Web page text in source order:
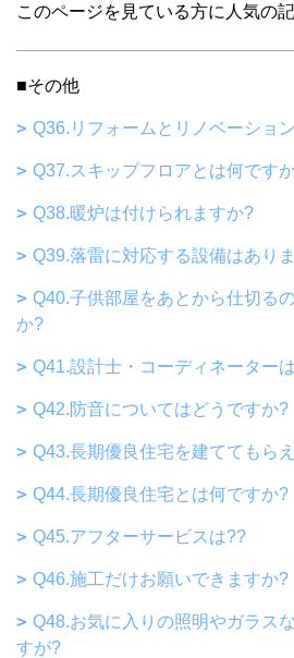
このページを見ている方に人気の
■その他
Q36.リフォームとリノベーショ
Q37.スキップフロアとは何です
Q38.暖炉は付けられますか?
Q39.落雷に対応する設備はあり
Q40.子供部屋をあとから仕切る
か?
Q41.設計士・コーディネーター
Q42.防音についてはどうですか?
Q43.長期優良住宅を建ててもら
Q44.長期優良住宅とは何ですか?
Q45.アフターサービスは??
Q46.施工だけお願いできますか?
Q48.お気に入りの照明やガラス
すが?